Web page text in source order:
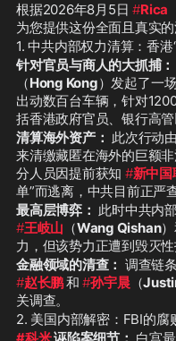
根据2026年8月5日 #Rica
为您提供这份全面且真实的
1. 中共内部权力清算：香港
针对官员与商人的大抓捕：
（Hong Kong）发起了一
出动数百台车辆，针对
括香港政府官员、银行高
清算海外资产： 此次行动由
来清缴藏匿在海外的巨额
分人员因提前获知 #新中国
单”而逃离，中共目前正严
最高层博弈： 此时中共内
#王岐山 （Wang Qishan
力，但该势力正遭到毁灭性
金融领域的清查：
#赵长鹏和 #孙宇晨（
关调查。
2. 美国内部解密：FBI的腐